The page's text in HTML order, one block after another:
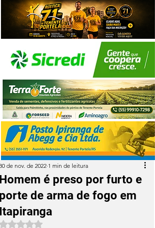
é preso por furto e
de arma de fogo em
de nov. de 2022 1 min de leitura
Avaliado com NaN de 5 estrelas.